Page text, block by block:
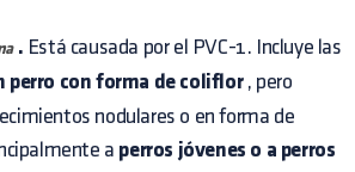
. Está causada por el PVC-1. Incluye las
perro con forma de coliflor, pero
nodulares o en forma de
a perros jóvenes o a perros